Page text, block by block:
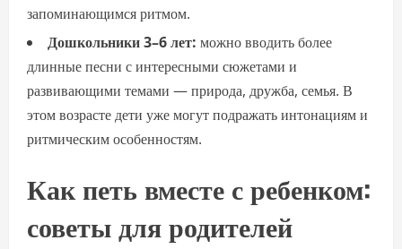
запоминающимся ритмом.
Дошкольники 3–6 лет: можно вводить более
длинные песни с интересными сюжетами и
развивающими темами — природа, дружба, семья. В
этом возрасте дети уже могут подражать интонациям и
ритмическим особенностям.
Как петь вместе с ребенком:
советы для родителей